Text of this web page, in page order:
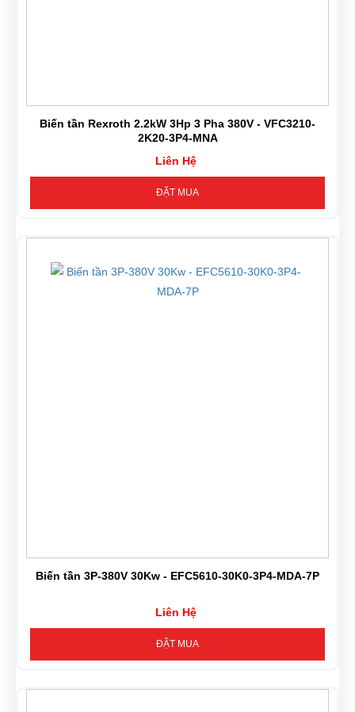
Biến tần Rexroth 2.2kW 3Hp 3 Pha 380V - VFC3210-
2K20-3P4-MNA
Liên Hệ
ĐẶT MUA
Biến tần 3P-380V 30Kw - EFC5610-30K0-3P4-MDA-7P
Liên Hệ
ĐẶT MUA